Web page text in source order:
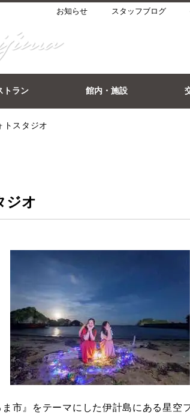
お知らせ スタッフブログ
トラン 館内・施設
スタジオ
ジオ
市』をテーマにした伊計島にある星空